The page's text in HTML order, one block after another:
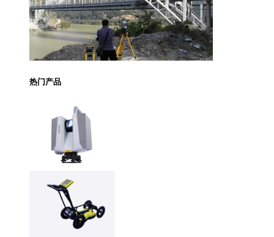
热门产品
Trimble X12 三维扫